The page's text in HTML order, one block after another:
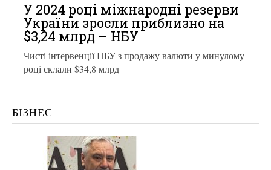
У 2024 році міжнародні резерви
України зросли приблизно на
$3,24 млрд – НБУ
Чисті інтервенції НБУ з продажу валюти у минулому
році склали $34,8 млрд
БІЗНЕС